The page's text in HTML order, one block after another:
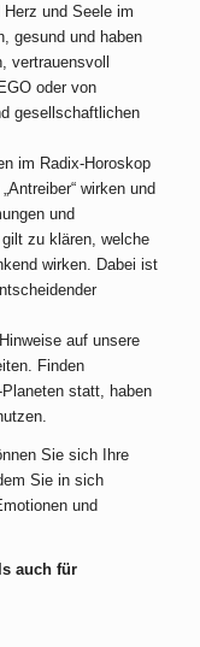
und Seele im
gesund und haben
vertrauensvoll
oder von
gesellschaftlichen
im Radix-Horoskop
wirken und
und
zu klären, welche
wirken. Dabei ist
auf unsere
Finden
statt, haben
Sie sich Ihre
Sie in sich
und
auch für